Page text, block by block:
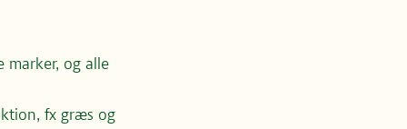
marker, og alle
fx græs og